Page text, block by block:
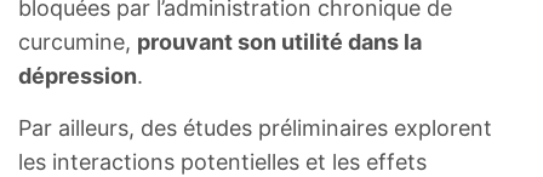
bloquées par l’administration chronique de
curcumine, prouvant son utilité dans la
dépression.
Par ailleurs, des études préliminaires explorent
les interactions potentielles et les effets